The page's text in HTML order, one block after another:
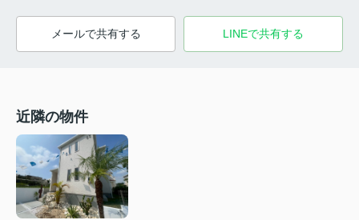
メールで共有する LINEで共有する
近隣の物件